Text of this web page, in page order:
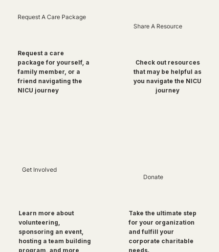
Request A Care Package
Request a care
package for yourself, a
family member, or a
friend navigating the
NICU journey
Share A Resource
Check out resources
that may be helpful as
you navigate the NICU
journey
Get Involved
Learn more about
volunteering,
sponsoring an event,
hosting a team building
program, and more
Donate
Take the ultimate step
for your organization
and fulfill your
corporate charitable
needs.